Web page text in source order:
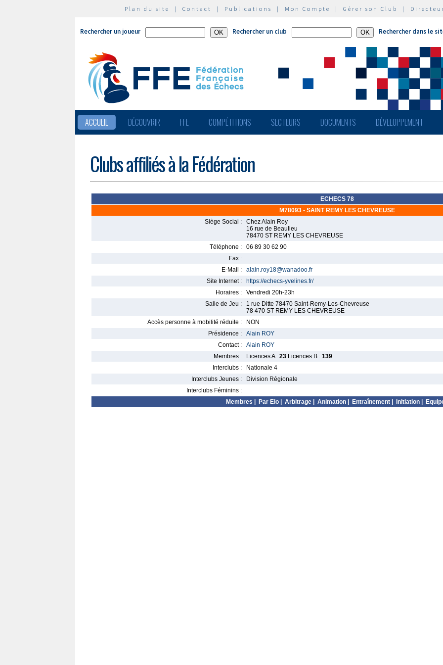
Plan du site | Contact | Publications | Mon Compte | Gérer son Club |
Rechercher un joueur Rechercher un club Rechercher dans le
ACCUEIL DÉCOUVRIR FFE COMPÉTITIONS SECTEURS DOCUMENTS DÉVELOPPEMENT
Clubs affiliés à la Fédération
ECHECS 78
M78093 - SAINT REMY LES CHEVREUSE
Siège Social :
Chez Alain Roy
16 rue de Beaulieu
78470 ST REMY LES CHEVREUSE
Téléphone :
06 89 30 62 90
Fax :
E-Mail :
alain.roy18@wanadoo.fr
Site Internet :
https://echecs-yvelines.fr/
Horaires :
Vendredi 20h-23h
Salle de Jeu :
1 rue Ditte 78470 Saint-Remy-Les-Chevreuse
78 470 ST REMY LES CHEVREUSE
Accès personne à mobilité réduite :
NON
Présidence :
Alain ROY
Contact :
Alain ROY
Membres :
Licences A : 23 Licences B : 139
Interclubs :
Nationale 4
Interclubs Jeunes :
Division Régionale
Interclubs Féminins :
Membres
Par Elo Arbitrage Animation Entraînement Initiation